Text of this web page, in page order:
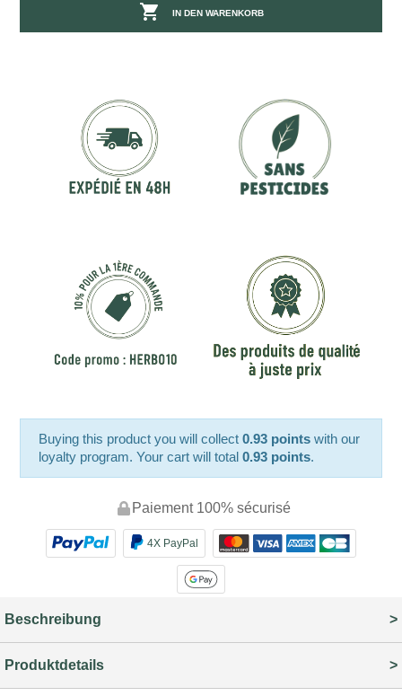
 IN DEN WARENKORB
Buying this product you will collect0.93 points with our
loyalty program. Your cart will total0.93 points.
Paiement 100% sécurisé
4X PayPal
Beschreibung
Produktdetails